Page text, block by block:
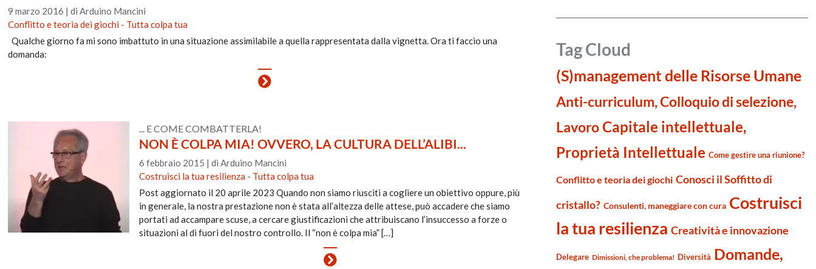
9 marzo 2016 |di Arduino Mancini
Conflitto e teoria dei giochi - Tutta colpa tua
Qualche giorno fa mi sono imbattuto in una situazione assimilabile a quella rappresentata dalla vignetta. Ora ti faccio una
domanda:
... E COME COMBATTERLA!
NON È COLPA MIA! OVVERO, LA CULTURA DELL’ALIBI...
6 febbraio 2015 | di Arduino Mancini
Costruisci la tua resilienza- Tutta colpa tua
Post aggiornato il 20 aprile 2023 Quando non siamo riusciti a cogliere un obiettivo oppure, più
in generale, la nostra prestazione non è stata all’altezza delle attese, può accadere che siamo
portati ad accampare scuse, a cercare giustificazioni che attribuiscano l’insuccesso a forze o
situazioni al di fuori del nostro controllo. Il “non è colpa mia” […]
Tag Cloud
(S)management delle Risorse Umane
Anti-curriculum, Colloquio di selezione,
LavoroCapitale intellettuale,
Proprietà Intellettuale Come gestire una riunione?
Conflitto e teoria dei giochi Conosci il Soffitto di
cristallo? Consulenti, maneggiare con cura Costruisci
la tua resilienza Creatività e innovazione
Delegare Dimissioni, che problema! Diversità Domande,